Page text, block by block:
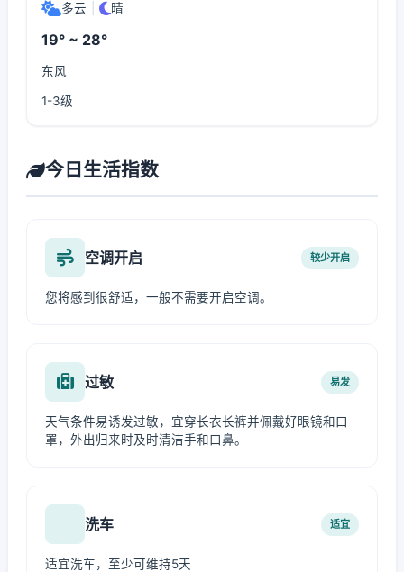
多云 晴
19° ~ 28°
东风
1-3级
今日生活指数
空调开启 较少开启
您将感到很舒适，一般不需要开启空调。
过敏 易发
天气条件易诱发过敏，宜穿长衣长裤并佩戴好眼镜和口
罩，外出归来时及时清洁手和口鼻。
洗车 适宜
适宜洗车，至少可维持5天